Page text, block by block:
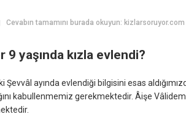
Cevabın tamamını burada okuyun: kizlarsoruyor.com
9 yaşında kızla evlendi?
ayında evlendiği bilgisini esas
kabullenmemiz gerekmektedir. Âişe